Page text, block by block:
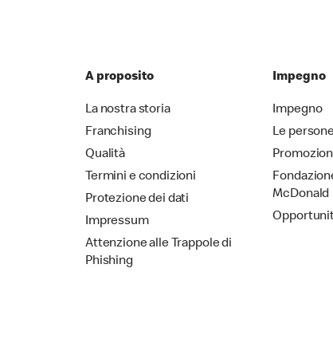
A proposito
La nostra storia
Franchising
Qualità
Termini e condizioni
Protezione dei dati
Impressum
Attenzione alle Trappole di
Phishing
Impegno
Impegno
Le
McDonald